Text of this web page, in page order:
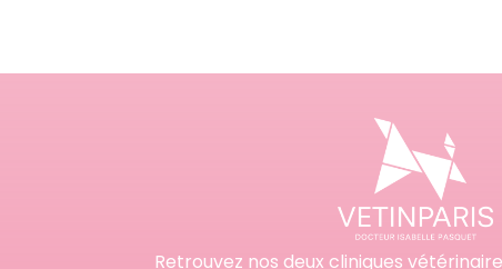
Retrouvez nos deux cliniques